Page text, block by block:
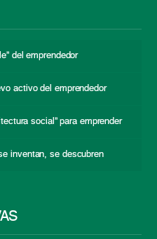
del emprendedor
activo del emprendedor
social” para emprender
inventan, se descubren